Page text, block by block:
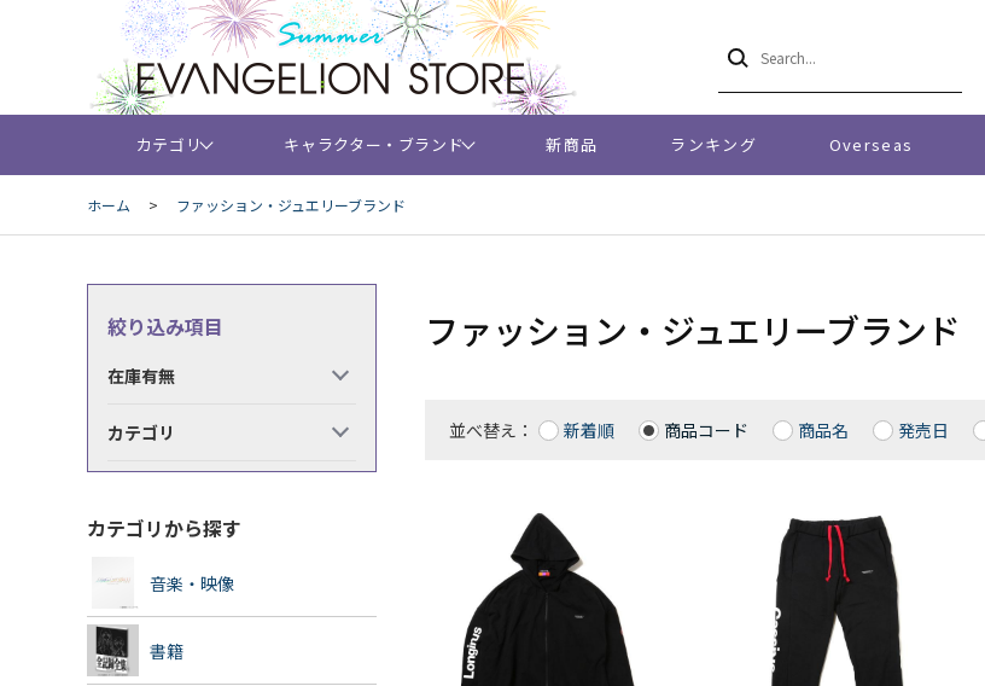
カテゴリ キャラクター・ブランド 新商品 ランキング Overseas
ホーム > ファッション・ジュエリーブランド
絞り込み項目
在庫有無
カテゴリ
カテゴリから探す
音楽・映像
書籍
ファッション・ジュエリーブランド
並べ替え： 新着順 商品コード 商品名 発売日